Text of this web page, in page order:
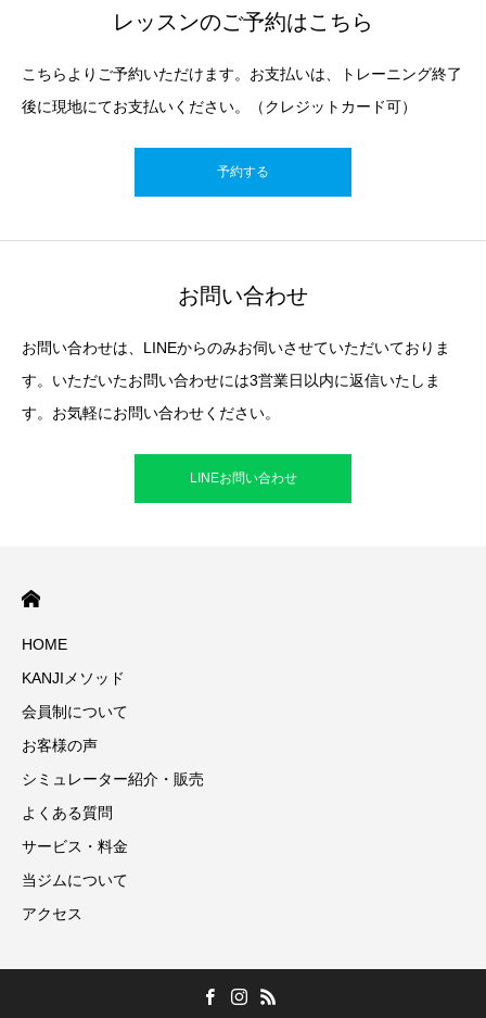
レッスンのご予約はこちら
こちらよりご予約いただけます。お支払いは、トレーニング終了
後に現地にてお支払いください。（クレジットカード可）
予約する
お問い合わせ
お問い合わせは、LINEからのみお伺いさせていただいておりま
す。いただいたお問い合わせには3営業日以内に返信いたしま
す。お気軽にお問い合わせください。
LINEお問い合わせ
HOME
KANJIメソッド
会員制について
お客様の声
シミュレーター紹介・販売
よくある質問
サービス・料金
当ジムについて
アクセス